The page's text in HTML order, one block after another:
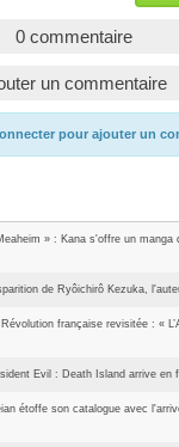
0 commentaire
un commentaire
pour ajouter un
» : Kana s'offre un manga
de Ryôichirô Kezuka,
Révolution française revisitée : «
Evil : Death Island arrive en
étoffe son catalogue avec